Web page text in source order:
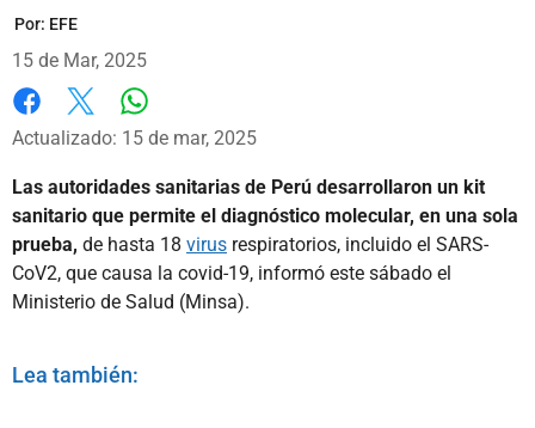
Por: EFE
15 de Mar, 2025
Facebook
X
Actualizado: 15 de mar, 2025
Las autoridades sanitarias de Perú desarrollaron un kit
sanitario que permite el diagnóstico molecular, en una sola
prueba, de hasta 18 virus respiratorios, incluido el SARS-
CoV2, que causa la covid-19, informó este sábado el
Ministerio de Salud (Minsa).
Lea también: